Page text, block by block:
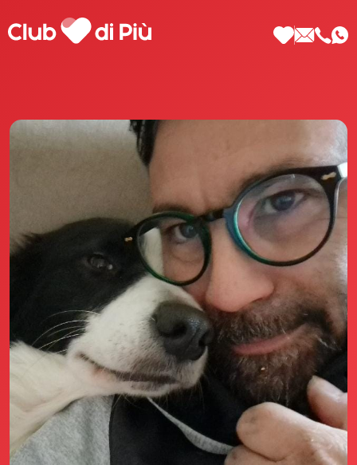
Scopri Club di Più
Le testimonianze Club di Più
La fondatrice Valeria Pilla
Annunci Donne
Agenzia matrimoniale Club di Più
Love Notebook
Il libro Donna di Cuori
Quanto costa Club di Più
Love Academy
Domande Frequenti
Impegno Sociale
Le nostre sedi